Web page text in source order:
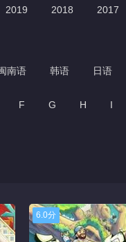
2019 2018 2017
南语 韩语 日语
F G H I
6.0分